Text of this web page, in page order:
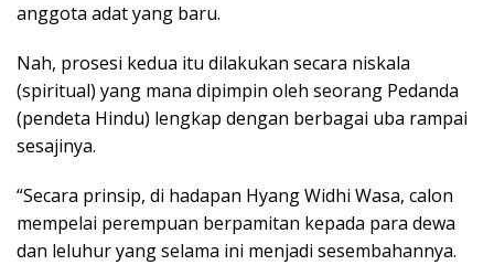
anggota adat yang baru.
Nah, prosesi kedua itu dilakukan secara niskala
(spiritual) yang mana dipimpin oleh seorang Pedanda
(pendeta Hindu) lengkap dengan berbagai uba rampai
sesajinya.
“Secara prinsip, di hadapan Hyang Widhi Wasa, calon
mempelai perempuan berpamitan kepada para dewa
dan leluhur yang selama ini menjadi sesembahannya.